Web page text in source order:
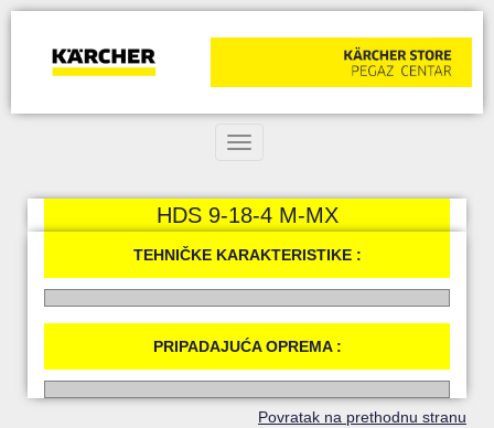
Toggle navigation
HDS 9-18-4 M-MX
TEHNIČKE KARAKTERISTIKE :
PRIPADAJUĆA OPREMA :
Povratak na prethodnu stranu